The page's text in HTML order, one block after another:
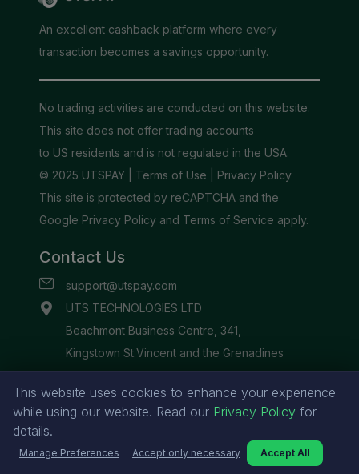
This website uses cookies to enhance your experience
while using our website. Read our Privacy Policy for
details.
Manage Preferences Accept only necessary Accept All